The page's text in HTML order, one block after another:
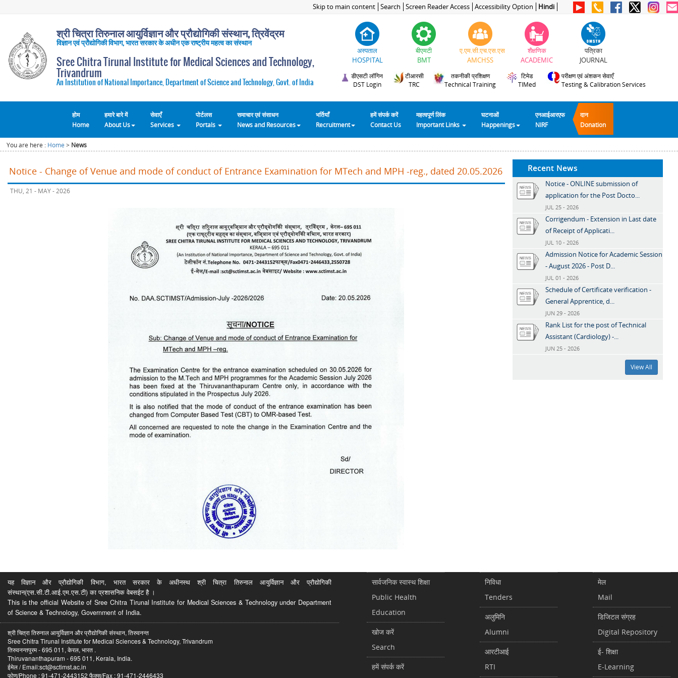
Skip to main content Search Screen Reader Access Accessibility Option Hindi
श्री चित्रा तिरुनाल आयुर्विज्ञान और प्रौद्योगिकी संस्थान, त्रिवेंद्रम
विज्ञान एवं प्रौद्योगिकी विभाग, भारत सरकार के अधीन एक राष्ट्रीय महत्व का संस्थान
Sree Chitra Tirunal Institute for Medical Sciences and Technology,
Trivandrum
An Institution of National Importance, Department of Science and Technology, Govt. of India
अस्पताल
HOSPITAL
बीएमटी
BMT
ए.एम.सी.एच.एस.एस
AMCHSS
शैक्षणिक
ACADEMIC
पत्रिका
JOURNAL
डीएसटी लॉगिन
DST Login
टीआरसी
TRC
तकनीकी प्रशिक्षण
Technical Training
टिमेड
TIMed
परीक्षण एवं अंशकन सेवाएँ
Testing & Calibration Services
होम
Home
हमारे बारे में
About Us
सेवाएँ
Services
पोर्टलस
Portals
समाचार एवं संसाधन
News and Resources
भर्तियाँ
Recruitment
हमें संपर्क करें
Contact Us
महत्वपूर्ण लिंक
Important Links
घटनाओं
Happenings
एनआईआरएफ
NIRF
दान
Donation
You are here : Home > News
Notice - Change of Venue and mode of conduct of Entrance Examination for MTech and MPH -reg., dated 20.05.2026
THU, 21 - MAY - 2026
Recent News
Notice - ONLINE submission of
application for the Post Docto...
JUL 25 - 2026
Corrigendum - Extension in Last date
of Receipt of Applicati...
JUL 10 - 2026
Admission Notice for Academic Session
- August 2026 - Post D...
JUL 01 - 2026
Schedule of Certificate verification -
General Apprentice, d...
JUN 29 - 2026
Rank List for the post of Technical
Assistant (Cardiology) -...
JUN 25 - 2026
View All
यह विज्ञान और प्रौद्योगिकी विभाग, भारत सरकार के अधीनस्थ श्री चित्रा तिरुनाल आयुर्विज्ञान और प्रौद्योगिकी
संस्थान(एस.सी.टी.आई.एम.एस.टी) का प्रशासनिक वेबसईट है ।
This is the official Website of Sree Chitra Tirunal Institute for Medical Sciences & Technology under Department
of Science & Technology, Government of India.
श्री चित्रा तिरुनाल आयुर्विज्ञान और प्रौद्योगिकी संस्थान, तिरुवनन्त
Sree Chitra Tirunal Institute for Medical Sciences & Technology, Trivandrum
तिरुवनन्तपुरम - 695 011, केरल, भारत .
Thiruvananthapuram - 695 011, Kerala, India.
ईमेल / Email:sct@sctimst.ac.in
फोण/Phone : 91-471-2443152 फैक्स/Fax : 91-471-2446433
सार्वजनिक स्वास्थ शिक्षा
Public Health
Education
खोज करें
Search
हमें संपर्क करें
निविधा
Tenders
अलुमिनि
Alumni
आरटीआई
RTI
मेल
Mail
डिजिटल संग्रह
Digital Repository
ई- शिक्षा
E-Learning